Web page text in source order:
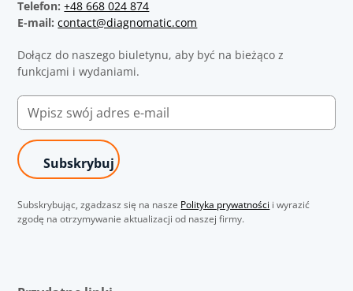
Telefon: +48 668 024 874
E-mail: contact@diagnomatic.com
Dołącz do naszego biuletynu, aby być na bieżąco z
funkcjami i wydaniami.
Subskrybując, zgadzasz się na nasze Polityka prywatności i wyrazić
zgodę na otrzymywanie aktualizacji od naszej firmy.